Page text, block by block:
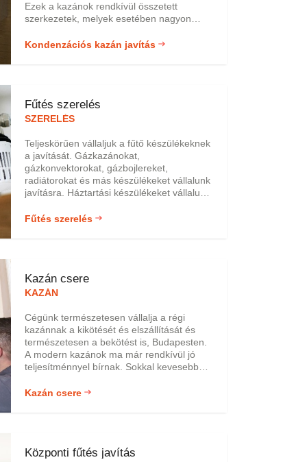
Ezek a kazánok rendkívül összetett
szerkezetek, melyek esetében nagyon
végezzék el a javítási munkálatokat.
bizalommal, akár hétvégén is!
Kondenzációs kazán javítás
Fűtés szerelés
SZERELÉS
Teljeskörűen vállaljuk a fűtő készülékeknek
a javítását. Gázkazánokat,
gázkonvektorokat, gázbojlereket,
radiátorokat és más készülékeket vállalunk
javításra. Háztartási készülékeket vállalunk
tapasztalatával javítjuk meg a
Fűtés szerelés
Kazán csere
KAZÁN
Cégünk természetesen vállalja a régi
kazánnak a kikötését és elszállítását és
természetesen a bekötést is, Budapesten.
A modern kazánok ma már rendkívül jó
teljesítménnyel bírnak. Sokkal kevesebbet
idővel visszahozzák a beruházási árat. A
Kazán csere
Központi fűtés javítás